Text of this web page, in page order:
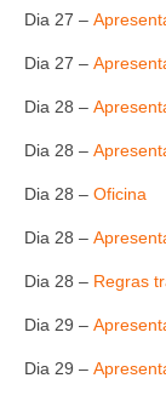
Editais
Dia 27 –
Dia 27 –
Dia 28 –
Dia 28 –
Dia 28 – Oficina
Dia 28 –
Dia 28 – Regras
Dia 29 –
Dia 29 –